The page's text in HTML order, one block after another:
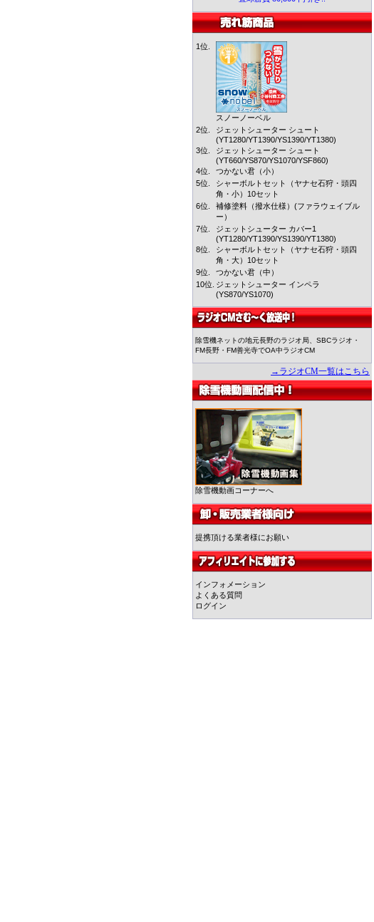
1位.
スノーノーベル
2位.
ジェットシューター シュート
(YT1280/YT1390/YS1390/YT1380)
3位.
ジェットシューター シュート
(YT660/YS870/YS1070/YSF860)
4位.
つかない君（小）
5位.
シャーボルトセット（ヤナセ石狩・頭四
角・小）10セット
6位.
補修塗料（撥水仕様）(ファラウェイブル
ー）
7位.
ジェットシューター カバー1
(YT1280/YT1390/YS1390/YT1380)
8位.
シャーボルトセット（ヤナセ石狩・頭四
角・大）10セット
9位.
つかない君（中）
10位. ジェットシューター インペラ
(YS870/YS1070)
除雪機ネットの地元長野のラジオ局、SBCラジオ・
FM長野・FM善光寺でOA中ラジオCM
→ラジオCM一覧はこちら
除雪機動画コーナーへ
提携頂ける業者様にお願い
インフォメーション
よくある質問
ログイン